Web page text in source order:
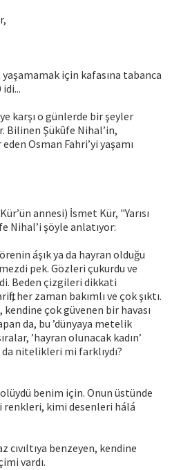
yaşamamak için kafasına tabanca
karşı o günlerde bir şeyler
Bilinen Şükûfe Nihal’in,
Osman Fahri’yi yaşamı
annesi) İsmet Kür, "Yarısı
Nihal’i şöyle anlatıyor:
áşık ya da hayran olduğu
pek. Gözleri çukurdu ve
Beden çizgileri dikkati
her zaman bakımlı ve çok şıktı.
çok güvenen bir havası
da, bu ’dünyaya metelik
’hayran olunacak kadın’
da nitelikleri mi farklıydı?
benim için. Onun üstünde
kimi desenleri hálá
cıvıltıya benzeyen, kendine
vardı.